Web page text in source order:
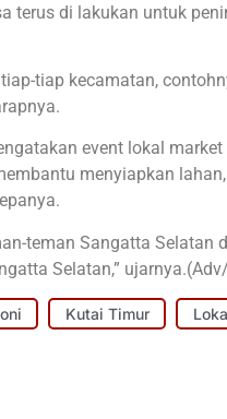
terus di lakukan untuk
tiap kecamatan,
event lokal
menyiapkan
teman Sangatta
Selatan,”
Kutai Timur